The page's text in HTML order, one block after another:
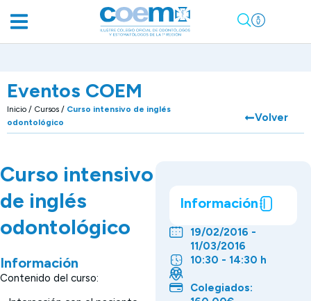
Eventos COEM
Inicio / Cursos / Curso intensivo de inglés
odontológico
Volver
Curso intensivo
de inglés
odontológico
Información
Contenido del curso:
Información
19/02/2016 -
11/03/2016
10:30 - 14:30 h
Colegiados: